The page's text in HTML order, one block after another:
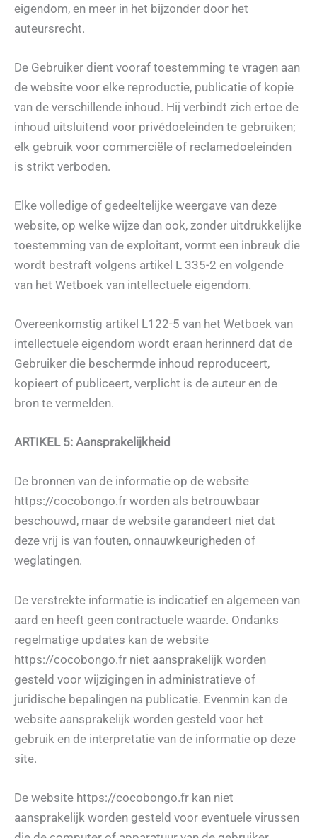
eigendom, en meer in het bijzonder door het
auteursrecht.
De Gebruiker dient vooraf toestemming te vragen aan
de website voor elke reproductie, publicatie of kopie
van de verschillende inhoud. Hij verbindt zich ertoe de
inhoud uitsluitend voor privédoeleinden te gebruiken;
elk gebruik voor commerciële of reclamedoeleinden
is strikt verboden.
Elke volledige of gedeeltelijke weergave van deze
website, op welke wijze dan ook, zonder uitdrukkelijke
toestemming van de exploitant, vormt een inbreuk die
wordt bestraft volgens artikel L 335-2 en volgende
van het Wetboek van intellectuele eigendom.
Overeenkomstig artikel L122-5 van het Wetboek van
intellectuele eigendom wordt eraan herinnerd dat de
Gebruiker die beschermde inhoud reproduceert,
kopieert of publiceert, verplicht is de auteur en de
bron te vermelden.
ARTIKEL 5: Aansprakelijkheid
De bronnen van de informatie op de website
https://cocobongo.fr worden als betrouwbaar
beschouwd, maar de website garandeert niet dat
deze vrij is van fouten, onnauwkeurigheden of
weglatingen.
De verstrekte informatie is indicatief en algemeen van
aard en heeft geen contractuele waarde. Ondanks
regelmatige updates kan de website
https://cocobongo.fr niet aansprakelijk worden
gesteld voor wijzigingen in administratieve of
juridische bepalingen na publicatie. Evenmin kan de
website aansprakelijk worden gesteld voor het
gebruik en de interpretatie van de informatie op deze
site.
De website https://cocobongo.fr kan niet
aansprakelijk worden gesteld voor eventuele virussen